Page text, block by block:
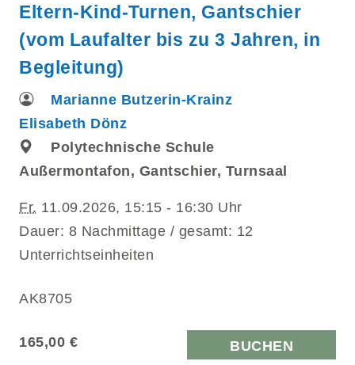
Eltern-Kind-Turnen, Gantschier
(vom Laufalter bis zu 3 Jahren, in
Begleitung)
Marianne Butzerin-Krainz
Elisabeth Dönz
Polytechnische Schule
Außermontafon, Gantschier, Turnsaal
Fr. 11.09.2026, 15:15 - 16:30 Uhr
Dauer: 8 Nachmittage / gesamt: 12
Unterrichtseinheiten
AK8705
165,00 € BUCHEN